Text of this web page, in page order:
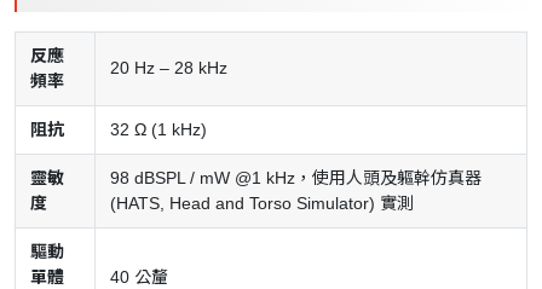
反應
頻率
20 Hz – 28 kHz
阻抗 32 Ω (1 kHz)
靈敏
度
98 dBSPL / mW @1 kHz，使用人頭及軀幹仿真器
(HATS, Head and Torso Simulator) 實測
驅動
單體
40 公釐